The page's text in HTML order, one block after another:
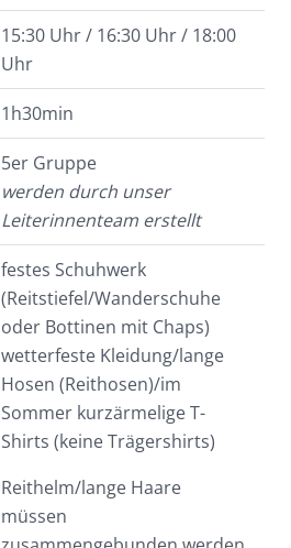
15:30 Uhr / 16:30 Uhr / 18:00
Uhr
1h30min
5er Gruppe
werden durch unser
Leiterinnenteam erstellt
festes Schuhwerk
(Reitstiefel/Wanderschuhe
oder Bottinen mit Chaps)
wetterfeste Kleidung/lange
Hosen (Reithosen)/im
Sommer kurzärmelige T-
Shirts (keine Trägershirts)
Reithelm/lange Haare
müssen